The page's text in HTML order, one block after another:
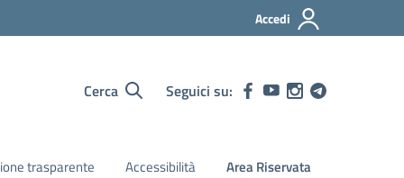
Accedi
Cerca Seguici su:
trasparente Accessibilità Area Riservata